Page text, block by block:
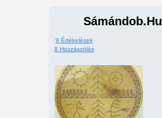
Sámándob.Hu
9 Értékelések
8 Hozzászólás